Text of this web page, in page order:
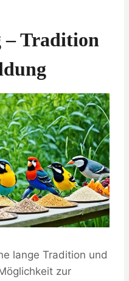
– Tradition
lange Tradition und
zur